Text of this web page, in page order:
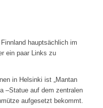
hauptsächlich im
ein paar Links zu
in Helsinki ist „Mantan
–Statue auf dem zentralen
aufgesetzt bekommt.